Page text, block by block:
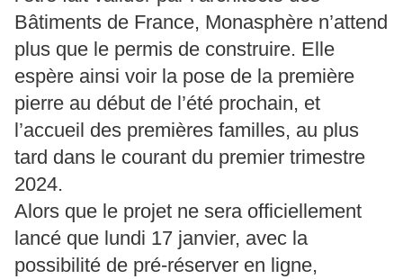
Bâtiments de France, Monasphère n’attend
plus que le permis de construire. Elle
espère ainsi voir la pose de la première
pierre au début de l’été prochain, et
l’accueil des premières familles, au plus
tard dans le courant du premier trimestre
2024.
Alors que le projet ne sera officiellement
lancé que lundi 17 janvier, avec la
possibilité de pré-réserver en ligne,